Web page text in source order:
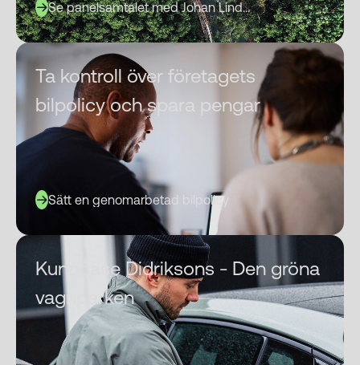
Se panelsamtalet med Johan Linder
Ta kontroll över företagets
bilpolicy och spara pengar
Sätt en genomarbetad bilpolicy
Kundcase Didriksons - Den gröna
vagnparken